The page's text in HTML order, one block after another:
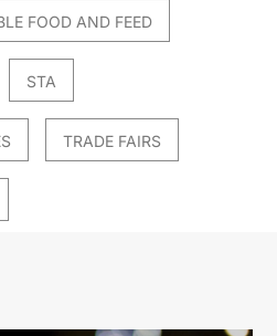
FOOD AND FEED
STA
TRADE FAIRS